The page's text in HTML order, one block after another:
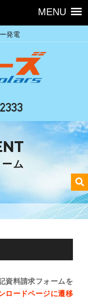
発電
ム
資料請求フォームを
ロードページに遷移